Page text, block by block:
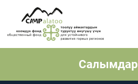
Салымдар